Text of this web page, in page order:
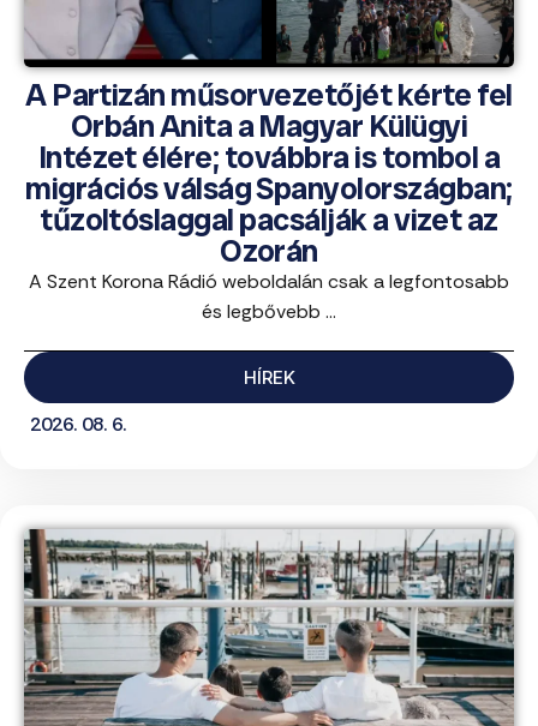
A Partizán műsorvezetőjét kérte fel
Orbán Anita a Magyar Külügyi
Intézet élére; továbbra is tombol a
migrációs válság Spanyolországban;
tűzoltóslaggal pacsálják a vizet az
Ozorán
A Szent Korona Rádió weboldalán csak a legfontosabb
és legbővebb ...
HÍREK
2026. 08. 6.